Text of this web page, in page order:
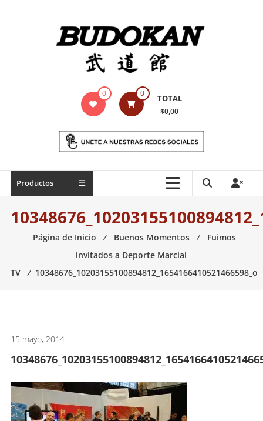
Indumentaria
marciales
Todo
necesario
para
artes
0 0 TOTAL
$0,00
Productos
Página de Inicio ⁄ Buenos Momentos ⁄
Fuimos
invitados a Deporte Marcial
TV
⁄ 10348676_10203155100894812_1654166410521466598_o
15 mayo, 2014